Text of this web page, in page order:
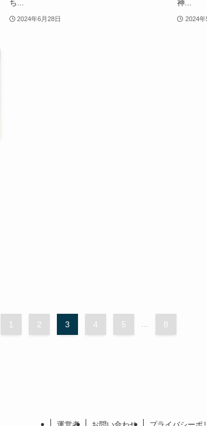
ち...
2024年6月28日
神...
2024年
1 2 3 4 5 8